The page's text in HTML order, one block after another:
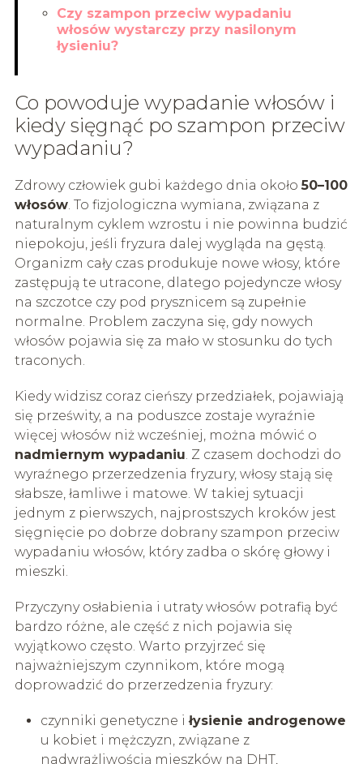
Czy szampon przeciw wypadaniu
włosów wystarczy przy nasilonym
łysieniu?
Co powoduje wypadanie włosów i
kiedy sięgnąć po szampon przeciw
wypadaniu?
Zdrowy człowiek gubi każdego dnia około50–100
włosów. To fizjologiczna wymiana, związana z
naturalnym cyklem wzrostu i nie powinna budzić
niepokoju, jeśli fryzura dalej wygląda na gęstą.
Organizm cały czas produkuje nowe włosy, które
zastępują te utracone, dlatego pojedyncze włosy
na szczotce czy pod prysznicem są zupełnie
normalne. Problem zaczyna się, gdy nowych
włosów pojawia się za mało w stosunku do tych
traconych.
Kiedy widzisz coraz cieńszy przedziałek, pojawiają
się prześwity, a na poduszce zostaje wyraźnie
więcej włosów niż wcześniej, można mówić o
nadmiernym wypadaniu . Z czasem dochodzi do
wyraźnego przerzedzenia fryzury, włosy stają się
słabsze, łamliwe i matowe. W takiej sytuacji
jednym z pierwszych, najprostszych kroków jest
sięgnięcie po dobrze dobrany szampon przeciw
wypadaniu włosów, który zadba o skórę głowy i
mieszki.
Przyczyny osłabienia i utraty włosów potrafią być
bardzo różne, ale część z nich pojawia się
wyjątkowo często. Warto przyjrzeć się
najważniejszym czynnikom, które mogą
doprowadzić do przerzedzenia fryzury:
czynniki genetyczne iłysienie androgenowe
u kobiet i mężczyzn, związane z
nadwrażliwością mieszków na DHT,